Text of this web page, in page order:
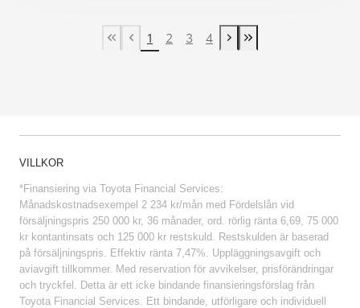
First Page
Previous page
1 2 3 4
Next page
Last Page
VILLKOR
*Finansiering via Toyota Financial Services:
Månadskostnadsexempel 2 234 kr/mån med Fördelslån vid
försäljningspris 250 000 kr, 36 månader, ord. rörlig ränta 6,69, 75 000
kr kontantinsats och 125 000 kr restskuld. Restskulden är baserad
på försäljningspris. Effektiv ränta 7,47%. Uppläggningsavgift och
aviavgift tillkommer. Med reservation för avvikelser, prisförändringar
och tryckfel. Detta är ett icke bindande finansieringsförslag från
Toyota Financial Services. Ett bindande, utförligare och individuell